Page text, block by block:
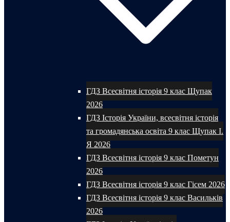
ГДЗ Всесвітня історія 9 клас Щупак
2026
ГДЗ Історія України, всесвітня історія
та громадянська освіта 9 клас Щупак І.
Я 2026
ГДЗ Всесвітня історія 9 клас Пометун
2026
ГДЗ Всесвітня історія 9 клас Гісем 2026
ГДЗ Всесвітня історія 9 клас Васильків
2026